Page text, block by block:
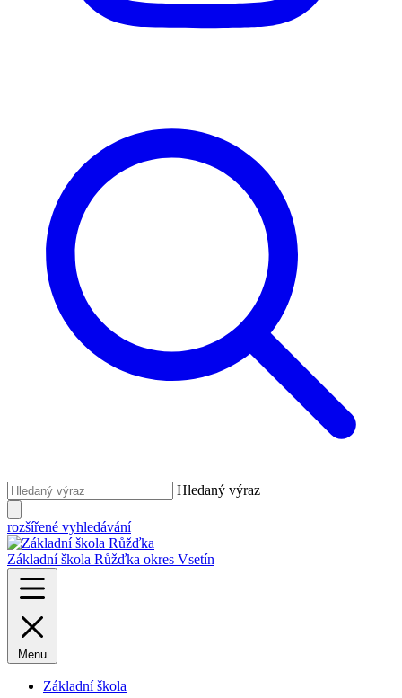
Hledaný výraz
rozšířené vyhledávání
Základní škola Růžďka okres Vsetín
Menu
Základní škola